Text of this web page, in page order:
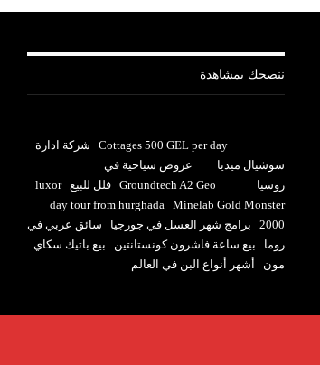
ننصحك بمشاهدة
Cottages 500 GEL per day
شركة ادارة
سوشيال ميديا
عروض سياحية في
روسيا
Groundtech A2 Geo فلل للبيع
luxor
day tour from hurghada
Minelab Gold Monster
2000
برامج شهر العسل في جورجيا
سائق عربي في
روما
بيع ساعة فاشرون كونستانتين
بيع باتيك سكاي
مون
أشهر أنواع البن في العالم